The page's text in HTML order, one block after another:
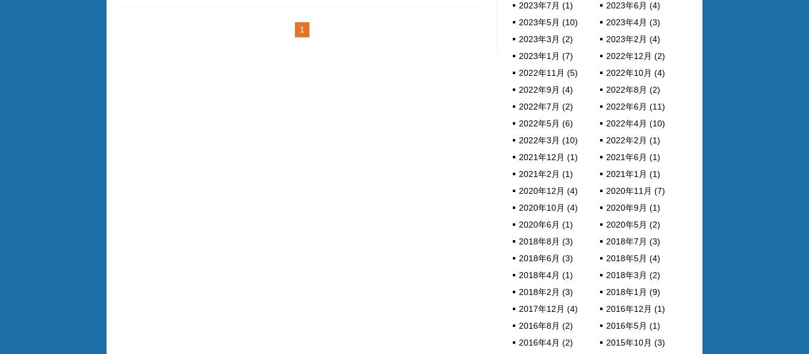
笼罩下来，隔断了阳光的热情。周六晚上下高速刚进...
1
2023年7月 (1)
2023年6月 (4)
2023年5月 (10)
2023年4月 (3)
2023年3月 (2)
2023年2月 (4)
2023年1月 (7)
2022年12月 (2)
2022年11月 (5)
2022年10月 (4)
2022年9月 (4)
2022年8月 (2)
2022年7月 (2)
2022年6月 (11)
2022年5月 (6)
2022年4月 (10)
2022年3月 (10)
2022年2月 (1)
2021年12月 (1)
2021年6月 (1)
2021年2月 (1)
2021年1月 (1)
2020年12月 (4)
2020年11月 (7)
2020年10月 (4)
2020年9月 (1)
2020年6月 (1)
2020年5月 (2)
2018年8月 (3)
2018年7月 (3)
2018年6月 (3)
2018年5月 (4)
2018年4月 (1)
2018年3月 (2)
2018年2月 (3)
2018年1月 (9)
2017年12月 (4)
2016年12月 (1)
2016年8月 (2)
2016年5月 (1)
2016年4月 (2)
2015年10月 (3)